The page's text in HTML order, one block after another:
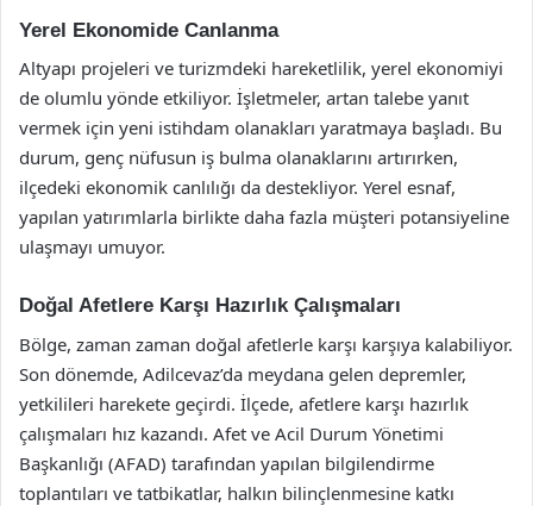
Yerel Ekonomide Canlanma
Altyapı projeleri ve turizmdeki hareketlilik, yerel ekonomiyi
de olumlu yönde etkiliyor. İşletmeler, artan talebe yanıt
vermek için yeni istihdam olanakları yaratmaya başladı. Bu
durum, genç nüfusun iş bulma olanaklarını artırırken,
ilçedeki ekonomik canlılığı da destekliyor. Yerel esnaf,
yapılan yatırımlarla birlikte daha fazla müşteri potansiyeline
ulaşmayı umuyor.
Doğal Afetlere Karşı Hazırlık Çalışmaları
Bölge, zaman zaman doğal afetlerle karşı karşıya kalabiliyor.
Son dönemde, Adilcevaz’da meydana gelen depremler,
yetkilileri harekete geçirdi. İlçede, afetlere karşı hazırlık
çalışmaları hız kazandı. Afet ve Acil Durum Yönetimi
Başkanlığı (AFAD) tarafından yapılan bilgilendirme
toplantıları ve tatbikatlar, halkın bilinçlenmesine katkı